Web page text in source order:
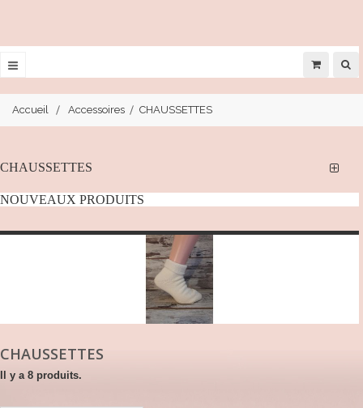
Accueil Accessoires CHAUSSETTES
CHAUSSETTES
NOUVEAUX PRODUITS
CHAUSSETTES
Il y a 8 produits.